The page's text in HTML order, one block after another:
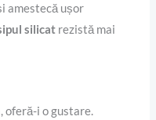
amestecă ușor
silicat rezistă mai
oferă-i o gustare.